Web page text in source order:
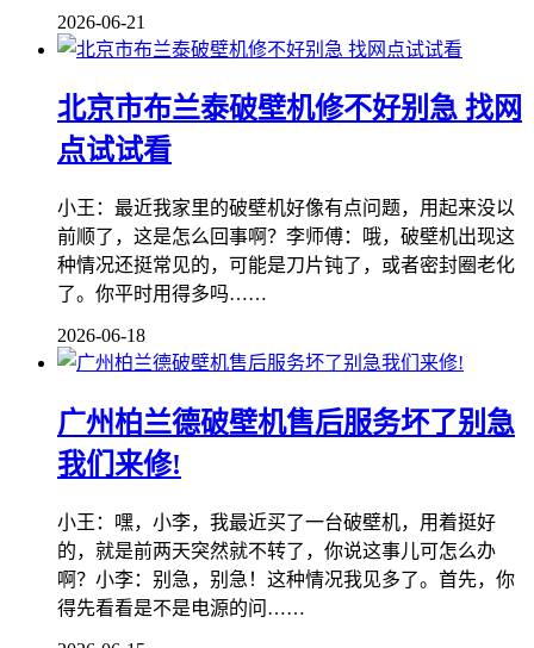
2026-06-21
北京市布兰泰破壁机修不好别急 找网
点试试看
小王：最近我家里的破壁机好像有点问题，用起来没以
前顺了，这是怎么回事啊？李师傅：哦，破壁机出现这
种情况还挺常见的，可能是刀片钝了，或者密封圈老化
了。你平时用得多吗……
2026-06-18
广州柏兰德破壁机售后服务坏了别急
我们来修!
小王：嘿，小李，我最近买了一台破壁机，用着挺好
的，就是前两天突然就不转了，你说这事儿可怎么办
啊？小李：别急，别急！这种情况我见多了。首先，你
得先看看是不是电源的问……